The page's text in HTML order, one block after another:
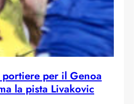
per il Genoa
la pista Livakovic